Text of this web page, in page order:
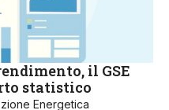
il GSE
statistico
Energetica